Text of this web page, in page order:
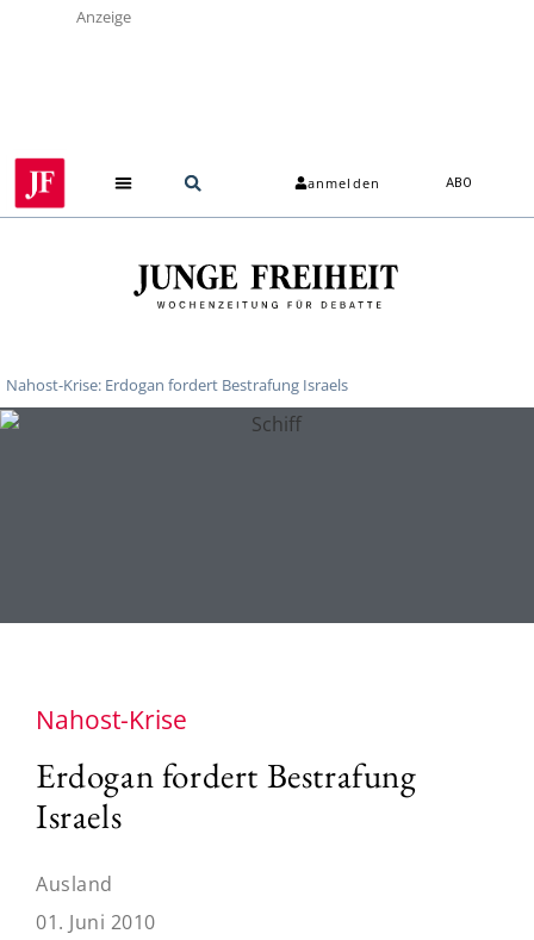
Anzeige
anmelden ABO
Nahost-Krise: Erdogan fordert Bestrafung Israels
Nahost-Krise
Erdogan fordert Bestrafung
Israels
Ausland
01. Juni 2010